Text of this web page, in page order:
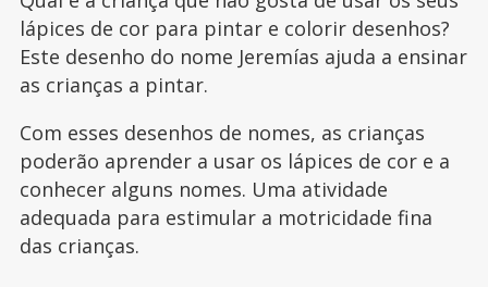
lápices de cor para pintar e colorir desenhos?
Este desenho do nome Jeremías ajuda a ensinar
as crianças a pintar.
Com esses desenhos de nomes, as crianças
poderão aprender a usar os lápices de cor e a
conhecer alguns nomes. Uma atividade
adequada para estimular a motricidade fina
das crianças.